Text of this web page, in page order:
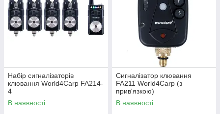
Набір сигналізаторів
клювання World4Carp FA214-
4
В наявності
Сигналізатор клювання
FA211 World4Carp (з
прив'язкою)
В наявності